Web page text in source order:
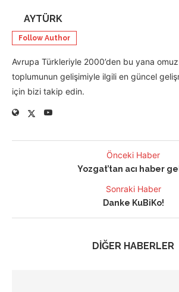
AYTÜRK
Follow Author
Avrupa Türkleriyle 2000’den bu yana
toplumunun gelişimiyle ilgili en güncel
için bizi takip edin.
Önceki Haber
Yozgat’tan acı haber
Sonraki Haber
Danke KuBiKo!
DİĞER HABERLER